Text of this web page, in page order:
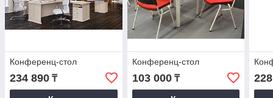
Конференц-стол
234 890 ₸
Конференц-стол
103 000₸